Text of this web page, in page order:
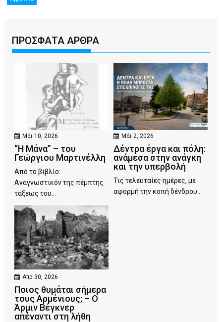
ΠΡΟΣΦΑΤΑ ΑΡΘΡΑ
Μάι 10, 2026
“Η Μάνα” – του
Γεώργιου Μαρτινέλλη
Από το βιβλίο:
Αναγνωστικόν της πέμπτης
τάξεως του...
Μάι 2, 2026
Δέντρα έργα και πόλη:
ανάμεσα στην ανάγκη
και την υπερβολή
Τις τελευταίες ημέρες, με
αφορμή την κοπή δένδρου...
Απρ 30, 2026
Ποιος θυμάται σήμερα
τους Αρμένιους; – Ο
Άρμιν Βέγκνερ
απέναντι στη λήθη